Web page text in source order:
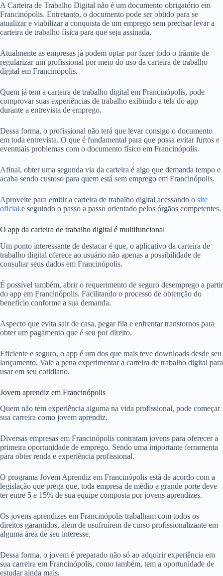
A Carteira de Trabalho Digital não é um documento obrigatório em
Francinópolis. Entretanto, o documento pode ser obtido para se
atualizar e viabilizar a conquista de um emprego sem precisar levar a
carteira de trabalho física para que seja assinada.
Atualmente as empresas já podem optar por fazer todo o trâmite de
regularizar um profissional por meio do uso da carteira de trabalho
digital em Francinópolis.
Quem já tem a carteira de trabalho digital em Francinópolis, pode
comprovar suas experiências de trabalho exibindo a tela do app
durante a entrevista de emprego.
Dessa forma, o profissional não terá que levar consigo o documento
em toda entrevista. O que é fundamental para que possa evitar furtos e
eventuais problemas com o documento físico em Francinópolis.
Afinal, obter uma segunda via da carteira é algo que demanda tempo e
acaba sendo custoso para quem está sem emprego em Francinópolis.
Aproveite para emitir a carteira de trabalho digital acessando o site
oficial e seguindo o passo a passo orientado pelos órgãos competentes.
O app da carteira de trabalho digital é multifuncional
Um ponto interessante de destacar é que, o aplicativo da carteira de
trabalho digital oferece ao usuário não apenas a possibilidade de
consultar seus dados em Francinópolis.
É possível também, abrir o requerimento de seguro desemprego a partir
do app em Francinópolis. Facilitando o processo de obtenção do
benefício conforme a sua demanda.
Aspecto que evita sair de casa, pegar fila e enfrentar transtornos para
obter um pagamento que é seu por direito.
Eficiente e seguro, o app é um dos que mais teve downloads desde seu
lançamento. Vale a pena experimentar a carteira de trabalho digital para
usar em seu cotidiano.
Jovem aprendiz em Francinópolis
Quem não tem experiência alguma na vida profissional, pode começar
sua carreira como jovem aprendiz.
Diversas empresas em Francinópolis contratam jovens para oferecer a
primeira oportunidade de emprego. Sendo uma importante ferramenta
para obter renda e experiência profissional.
O programa Jovem Aprendiz em Francinópolis está de acordo com a
legislação que prega que, toda empresa de médio a grande porte deve
ter entre 5 e 15% de sua equipe composta por jovens aprendizes.
Os jovens aprendizes em Francinópolis trabalham com todos os
direitos garantidos, além de usufruírem de curso profissionalizante em
alguma área de seu interesse.
Dessa forma, o jovem é preparado não só ao adquirir experiência em
sua carreira em Francinópolis, como também, tem a oportunidade de
estudar ainda mais.